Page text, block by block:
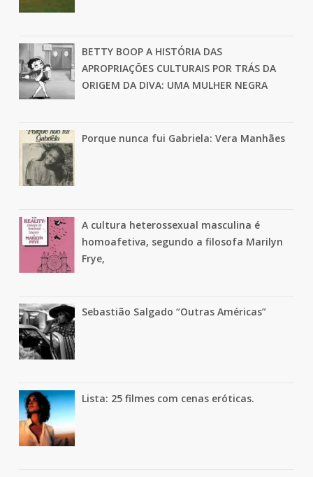
BETTY BOOP A HISTÓRIA DAS
APROPRIAÇÕES CULTURAIS POR TRÁS DA
ORIGEM DA DIVA: UMA MULHER NEGRA
Porque nunca fui Gabriela: Vera Manhães
A cultura heterossexual masculina é
homoafetiva, segundo a filosofa Marilyn
Frye,
Sebastião Salgado “Outras Américas”
Lista: 25 filmes com cenas eróticas.